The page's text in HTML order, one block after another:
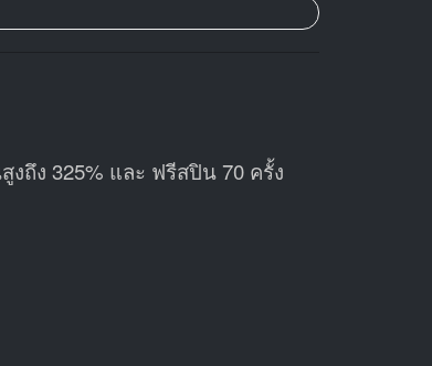
ถึง 325% และ ฟรีสปิน 70 ครั้ง